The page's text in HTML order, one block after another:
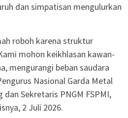
dan simpatisan mengulurkan
roboh karena struktur
mohon keikhlasan kawan-
mengurangi beban saudara
Nasional Garda Metal
dan Sekretaris PNGM FSPMI,
2 Juli 2026.